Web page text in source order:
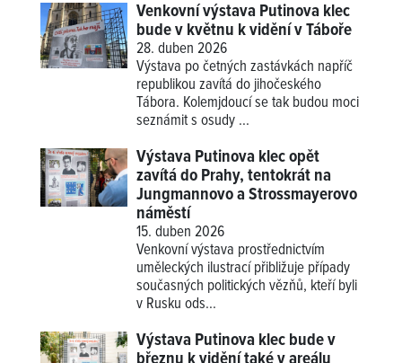
Venkovní výstava Putinova klec
bude v květnu k vidění v Táboře
28. duben 2026
Výstava po četných zastávkách napříč
republikou zavítá do jihočeského
Tábora. Kolemjdoucí se tak budou moci
seznámit s osudy ...
Výstava Putinova klec opět
zavítá do Prahy, tentokrát na
Jungmannovo a Strossmayerovo
náměstí
15. duben 2026
Venkovní výstava prostřednictvím
uměleckých ilustrací přibližuje případy
současných politických vězňů, kteří byli
v Rusku ods...
Výstava Putinova klec bude v